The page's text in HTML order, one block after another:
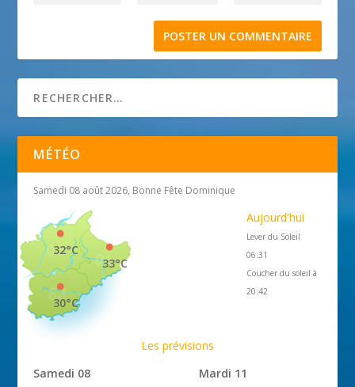
MÉTÉO
Samedi 08 août 2026, Bonne Fête Dominique
33°C
32°C
30°C
Aujourd'hui
Lever du Soleil
06:31
Coucher du soleil à
20:42
Les prévisions
Samedi 08
Mardi 11